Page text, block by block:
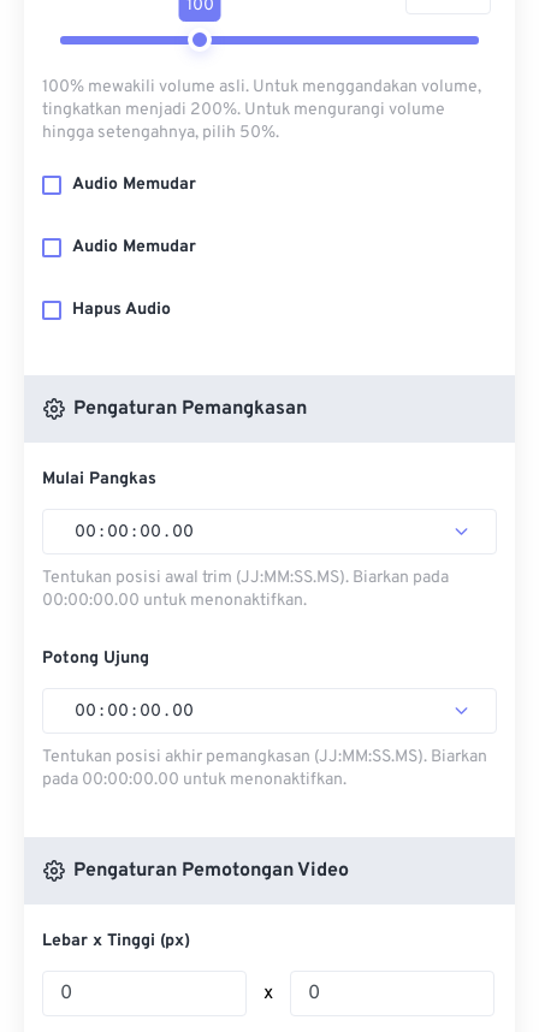
100
100% mewakili volume asli. Untuk menggandakan volume,
tingkatkan menjadi 200%. Untuk mengurangi volume
hingga setengahnya, pilih 50%.
Audio Memudar
Audio Memudar
Hapus Audio
Pengaturan Pemangkasan
Mulai Pangkas
00 : 00 : 00 . 00
Tentukan posisi awal trim (JJ:MM:SS.MS). Biarkan pada
00:00:00.00 untuk menonaktifkan.
Potong Ujung
00 : 00 : 00 . 00
Tentukan posisi akhir pemangkasan (JJ:MM:SS.MS). Biarkan
pada 00:00:00.00 untuk menonaktifkan.
Pengaturan Pemotongan Video
Lebar x Tinggi (px)
x